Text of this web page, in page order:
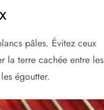
pâles. Évitez ceux
la terre cachée entre les
égoutter.